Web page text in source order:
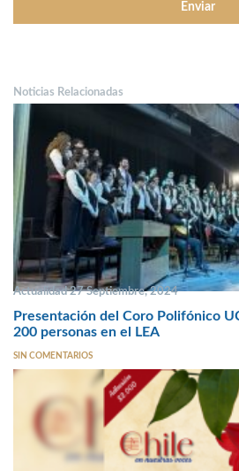
Noticias Relacionadas
Actualidad 27 Septiembre, 2024
Presentación del Coro Polifónico
200 personas en el LEA
SIN COMENTARIOS